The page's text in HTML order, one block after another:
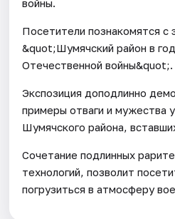
войны.
Посетители познакомятся с
&quot;Шумячский район в
Отечественной войны&quot;.
Экспозиция доподлинно
примеры отваги и мужества
Шумячского района,
Сочетание подлинных
технологий, позволит
погрузиться в атмосферу